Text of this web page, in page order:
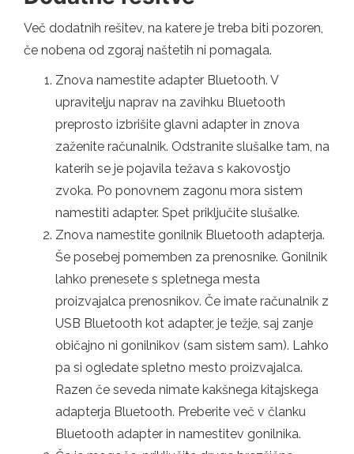
Več dodatnih rešitev, na katere je treba biti pozoren,
če nobena od zgoraj naštetih ni pomagala.
Znova namestite adapter Bluetooth. V
upravitelju naprav na zavihku Bluetooth
preprosto izbrišite glavni adapter in znova
zaženite računalnik. Odstranite slušalke tam, na
katerih se je pojavila težava s kakovostjo
zvoka. Po ponovnem zagonu mora sistem
namestiti adapter. Spet priključite slušalke.
Znova namestite gonilnik Bluetooth adapterja.
Še posebej pomemben za prenosnike. Gonilnik
lahko prenesete s spletnega mesta
proizvajalca prenosnikov. Če imate računalnik z
USB Bluetooth kot adapter, je težje, saj zanje
običajno ni gonilnikov (sam sistem sam). Lahko
pa si ogledate spletno mesto proizvajalca.
Razen če seveda nimate kakšnega kitajskega
adapterja Bluetooth. Preberite več v članku
Bluetooth adapter in namestitev gonilnika.